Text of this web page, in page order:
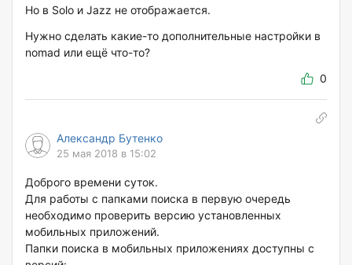
Но в Solo и Jazz не отображается.
Нужно сделать какие-то дополнительные настройки в
nomad или ещё что-то?
0
Александр Бутенко
25 мая 2018 в 15:02
Доброго времени суток.
Для работы с папками поиска в первую очередь
необходимо проверить версию установленных
мобильных приложений.
Папки поиска в мобильных приложениях доступны с